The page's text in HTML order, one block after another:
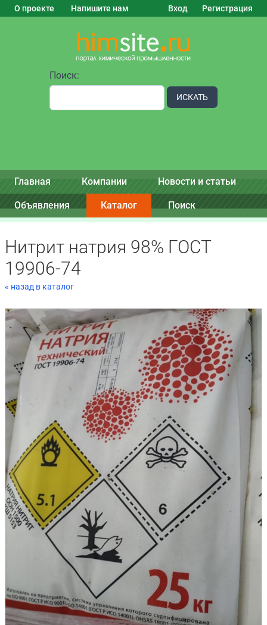
О проекте Напишите нам Вход Регистрация
Поиск:
ИСКАТЬ
Главная Компании Новости и статьи
Объявления Каталог Поиск
Нитрит натрия 98% ГОСТ
19906-74
« назад в каталог